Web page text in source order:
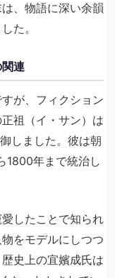
、物語に深い余韻
た。
連
が、フィクション
祖（イ・サン）は
しました。彼は朝
1800年まで統治し
したことで知られ
をモデルにしつつ
史上の宜嬪成氏は